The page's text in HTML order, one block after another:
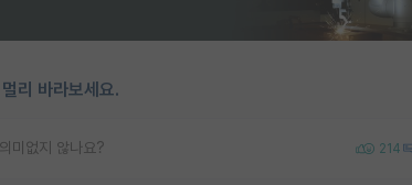
리 바라보세요.
미없지 않나요? 214